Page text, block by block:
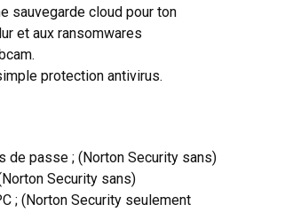
sauvegarde cloud pour ton
et aux ransomwares
protection antivirus.
de passe ; (Norton Security sans)
Security sans)
; (Norton Security seulement